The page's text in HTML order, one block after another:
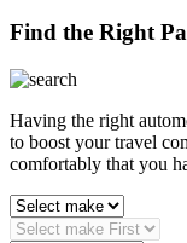
Find the Right
Having the right
to boost your travel
comfortably that you